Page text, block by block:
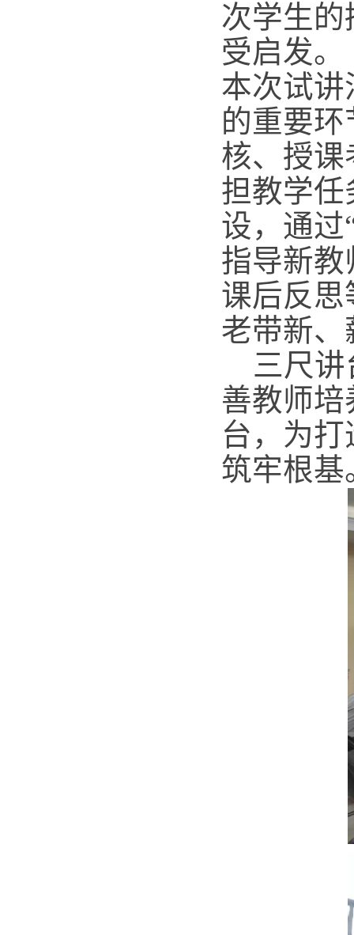
次学生
受启发。
本次试
的重要
核、授
担教学
设，通过
指导新
课后反思
老带新、
三尺
善教师
台，为
筑牢根基